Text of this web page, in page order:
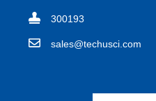
300193
sales@techusci.com